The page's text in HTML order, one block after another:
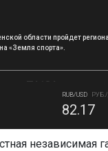
области пройдет
«Земля спорта».
RUB/USD
82.17
27.87
независимая